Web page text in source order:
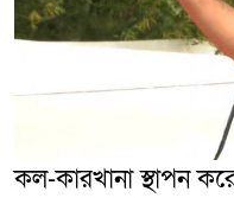
কল-কারখানা স্থাপন